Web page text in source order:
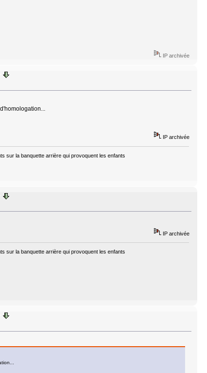
IP archivée
IP archivée
sur la banquette arrière qui provoquent les enfants
IP archivée
sur la banquette arrière qui provoquent les enfants